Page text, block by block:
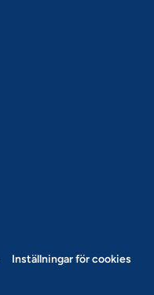
Inställningar för cookies